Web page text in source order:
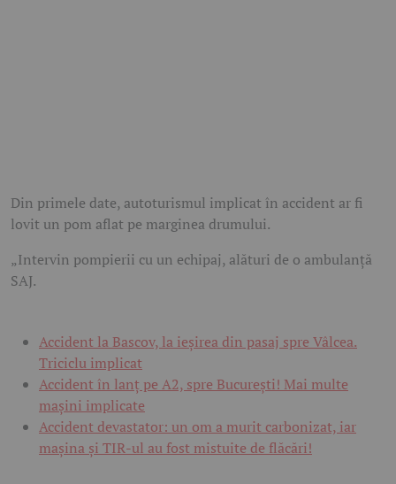
Din primele date, autoturismul implicat în accident ar fi
lovit un pom aflat pe marginea drumului.
„Intervin pompierii cu un echipaj, alături de o ambulanță
SAJ.
Accident la Bascov, la ieșirea din pasaj spre Vâlcea.
Triciclu implicat
Accident în lanț pe A2, spre București! Mai multe
mașini implicate
Accident devastator: un om a murit carbonizat, iar
mașina și TIR-ul au fost mistuite de flăcări!